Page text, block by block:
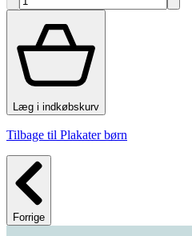
Læg i indkøbskurv
Tilbage til Plakater børn
Forrige